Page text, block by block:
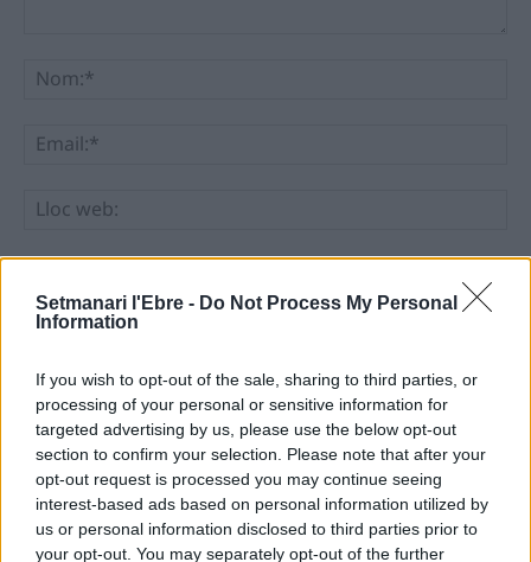
Setmanari l'Ebre - Do Not Process My Personal
Information
If you wish to opt-out of the sale, sharing to third parties, or
processing of your personal or sensitive information for
targeted advertising by us, please use the below opt-out
section to confirm your selection. Please note that after your
opt-out request is processed you may continue seeing
interest-based ads based on personal information utilized by
us or personal information disclosed to third parties prior to
your opt-out. You may separately opt-out of the further
aquest navegador per a la propera vegada que comenti.
ÚLTIMES NOTÍCIES
Amposta recupera les Cases del Castell